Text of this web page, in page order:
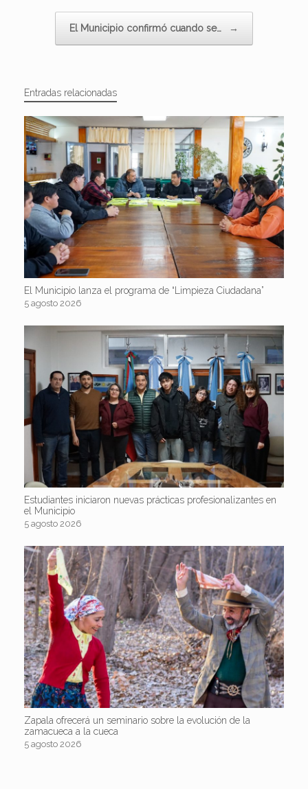
El Municipio confirmó cuando se… →
Entradas relacionadas
El Municipio lanza el programa de “Limpieza Ciudadana”
5 agosto 2026
Estudiantes iniciaron nuevas prácticas profesionalizantes en
el Municipio
5 agosto 2026
Zapala ofrecerá un seminario sobre la evolución de la
zamacueca a la cueca
5 agosto 2026